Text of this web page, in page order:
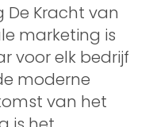
De Kracht van
marketing is
voor elk bedrijf
moderne
van het